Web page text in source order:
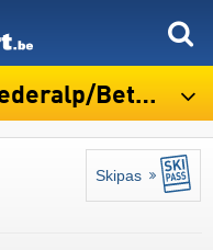
​Fiesch Eggishorn
Skipas